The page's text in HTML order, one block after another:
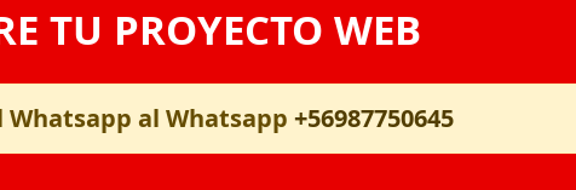
TU PROYECTO WEB
al Whatsapp +56987750645